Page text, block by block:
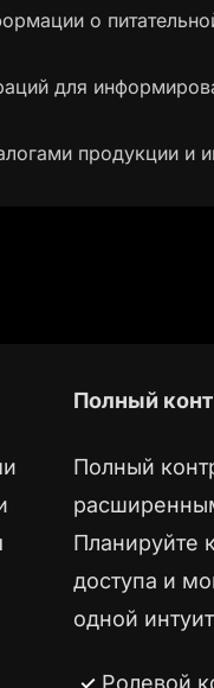
о
для
продукции и
Полный
Полный
Планируйте
доступа и
одной
Ролевой